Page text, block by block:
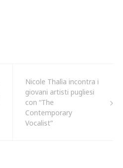
Nicole Thalìa incontra i
giovani artisti pugliesi
con “The
Contemporary
Vocalist”